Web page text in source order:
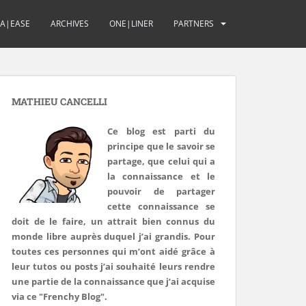
ARCHIVES ONE|LINER PARTNERS
MATHIEU CANCELLI
Ce blog est parti du
principe que le savoir se
partage, que celui qui a
la connaissance et le
pouvoir de partager
cette connaissance se
doit de le faire, un attrait bien connus du
monde libre auprès duquel j’ai grandis. Pour
toutes ces personnes qui m’ont aidé grâce à
leur tutos ou posts j’ai souhaité leurs rendre
une partie de la connaissance que j’ai acquise
via ce "Frenchy Blog".